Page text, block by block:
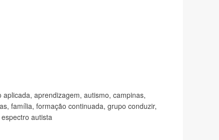
aplicada, aprendizagem, autismo, campinas,
, família, formação continuada, grupo conduzir,
autista